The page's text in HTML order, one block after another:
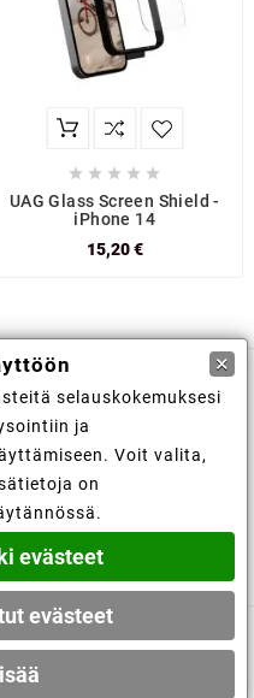
    
UAG Glass Screen Shield -
iPhone 14
15,20 €


×
selauskokemuksesi
ja
Voit valita,
on
evästeet
evästeet
PrestaShop™